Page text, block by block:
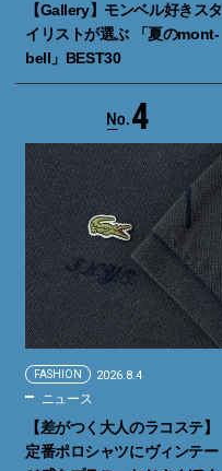
【Gallery】モンベル好きスタ
イリストが選ぶ 「夏のmont-
bell」BEST30
4
FASHION 2026.8.4
ニュース
【差がつく大人のラコステ】
定番ポロシャツにヴィンテー